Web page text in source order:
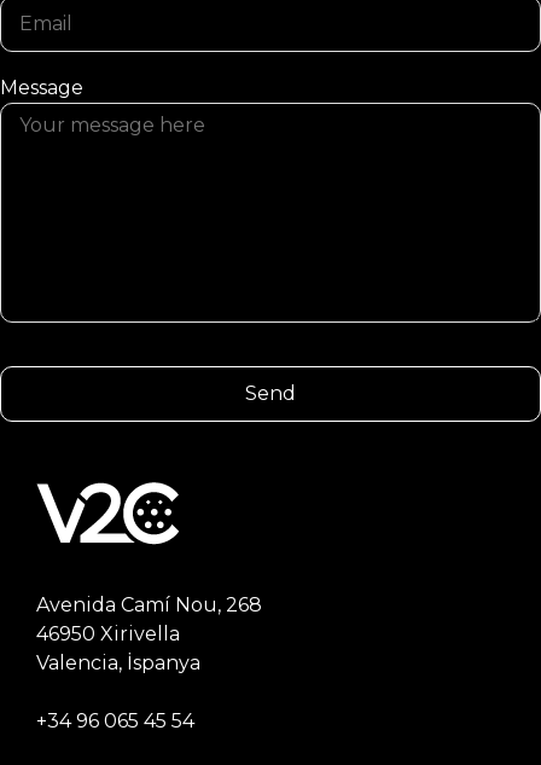
Message
Avenida Camí Nou, 268
46950 Xirivella
Valencia, İspanya
+34 96 065 45 54